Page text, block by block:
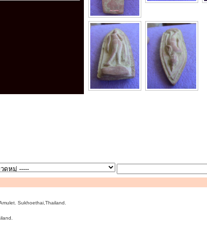
Sukhoethai,Thailand.